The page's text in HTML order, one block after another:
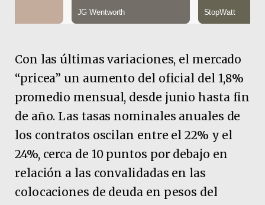
Con las últimas variaciones, el mercado
“pricea” un aumento del oficial del 1,8%
promedio mensual, desde junio hasta fin
de año. Las tasas nominales anuales de
los contratos oscilan entre el 22% y el
24%, cerca de 10 puntos por debajo en
relación a las convalidadas en las
colocaciones de deuda en pesos del